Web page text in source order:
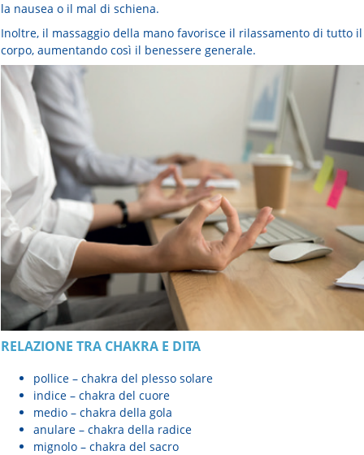
la nausea o il mal di schiena.
Inoltre, il massaggio della mano favorisce il rilassamento di tutto il
corpo, aumentando così il benessere generale.
RELAZIONE TRA CHAKRA E DITA
pollice – chakra del plesso solare
indice – chakra del cuore
medio – chakra della gola
anulare – chakra della radice
mignolo – chakra del sacro